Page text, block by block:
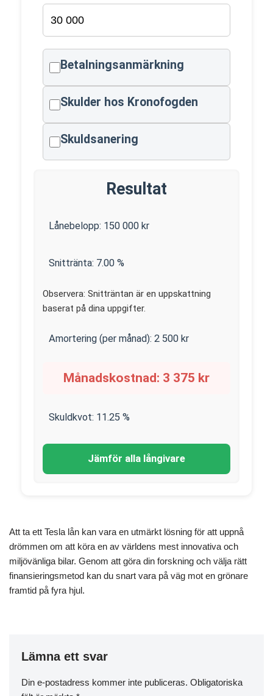
Betalningsanmärkning
Skulder hos Kronofogden
Skuldsanering
Resultat
Lånebelopp: 150 000 kr
Snittränta: 7.00 %
Observera: Snitträntan är en uppskattning
baserat på dina uppgifter.
Amortering (per månad): 2 500 kr
Månadskostnad: 3 375 kr
Skuldkvot: 11.25 %
Jämför alla långivare
Att ta ett Tesla lån kan vara en utmärkt lösning för att uppnå
drömmen om att köra en av världens mest innovativa och
miljövänliga bilar. Genom att göra din forskning och välja rätt
finansieringsmetod kan du snart vara på väg mot en grönare
framtid på fyra hjul.
Lämna ett svar
Din e-postadress kommer inte publiceras. Obligatoriska